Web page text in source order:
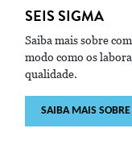
SEIS SIGMA
Saiba mais sobre
modo como os
qualidade.
SAIBA MAIS